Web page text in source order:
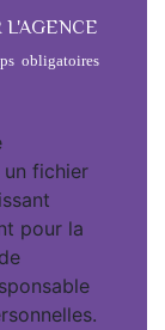
L'AGENCE
obligatoires
fichier
pour la